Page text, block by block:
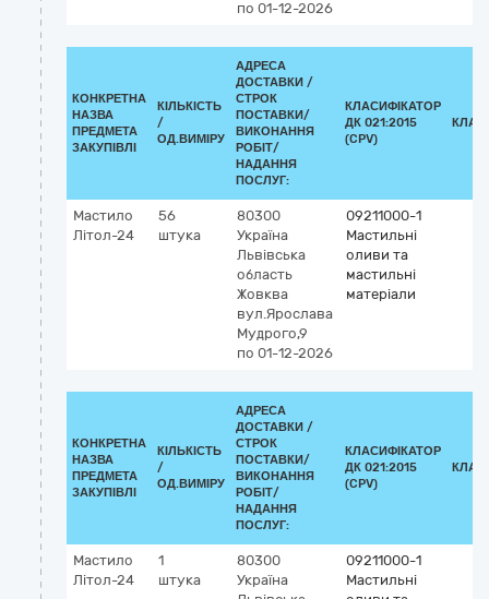
по 01-12-2026
КОНКРЕТНА
НАЗВА
ПРЕДМЕТА
ЗАКУПІВЛІ
КІЛЬКІСТЬ
/
ОД.ВИМІРУ
АДРЕСА
ДОСТАВКИ /
СТРОК
ПОСТАВКИ/
ВИКОНАННЯ
РОБІТ/
НАДАННЯ
ПОСЛУГ:
КЛАСИФІКАТОР
ДК 021:2015
(CPV)
Мастило
Літол-24
56
штука
80300
Україна
Львівська
область
Жовква
вул.Ярослава
Мудрого,9
по 01-12-2026
09211000-1
Мастильні
оливи та
мастильні
матеріали
КОНКРЕТНА
НАЗВА
ПРЕДМЕТА
ЗАКУПІВЛІ
КІЛЬКІСТЬ
/
ОД.ВИМІРУ
АДРЕСА
ДОСТАВКИ /
СТРОК
ПОСТАВКИ/
ВИКОНАННЯ
РОБІТ/
НАДАННЯ
ПОСЛУГ:
КЛАСИФІКАТОР
ДК 021:2015
(CPV)
Мастило
Літол-24
1
штука
80300
Україна
09211000-1
Мастильні